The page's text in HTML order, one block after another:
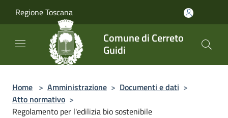
Regione Toscana
Comune di Cerreto
Guidi
Home > Amministrazione > Documenti e dati >
Atto normativo >
Regolamento per l'edilizia bio sostenibile